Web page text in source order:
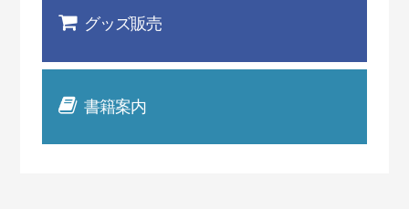
グッズ販売
書籍案内